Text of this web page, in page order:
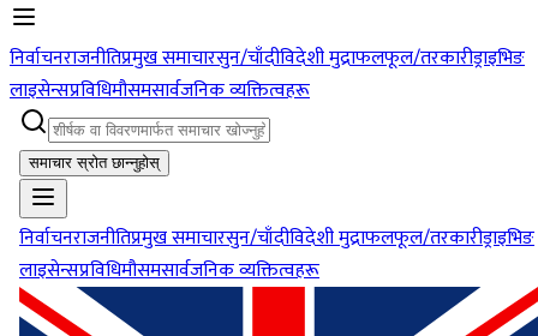
निर्वाचनराजनीतिप्रमुख समाचारसुन/चाँदीविदेशी मुद्राफलफूल/तरकारीड्राइभिङ
लाइसेन्सप्रविधिमौसमसार्वजनिक व्यक्तित्वहरू
समाचार स्रोत छान्नुहोस्
निर्वाचनराजनीतिप्रमुख समाचारसुन/चाँदीविदेशी मुद्राफलफूल/तरकारीड्राइभिङ
लाइसेन्सप्रविधिमौसमसार्वजनिक व्यक्तित्वहरू